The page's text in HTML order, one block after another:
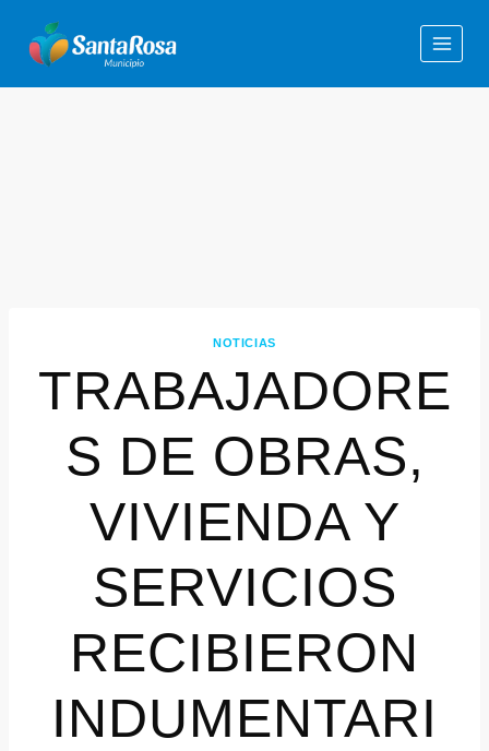
NOTICIAS
TRABAJADORE
S DE OBRAS,
VIVIENDA Y
SERVICIOS
RECIBIERON
INDUMENTARI